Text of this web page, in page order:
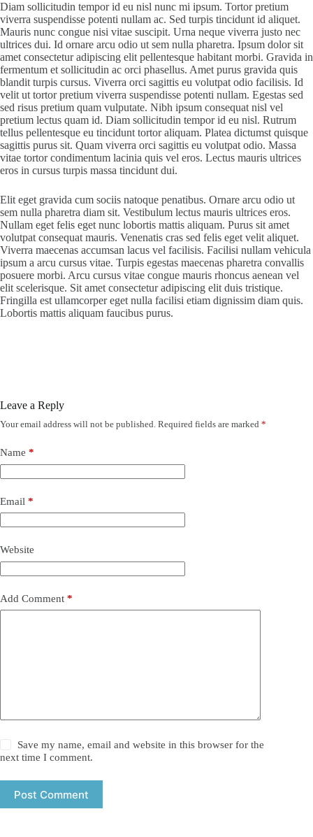
Diam sollicitudin tempor id eu nisl nunc mi ipsum. Tortor pretium
viverra suspendisse potenti nullam ac. Sed turpis tincidunt id aliquet.
Mauris nunc congue nisi vitae suscipit. Urna neque viverra justo nec
ultrices dui. Id ornare arcu odio ut sem nulla pharetra. Ipsum dolor sit
amet consectetur adipiscing elit pellentesque habitant morbi. Gravida in
fermentum et sollicitudin ac orci phasellus. Amet purus gravida quis
blandit turpis cursus. Viverra orci sagittis eu volutpat odio facilisis. Id
velit ut tortor pretium viverra suspendisse potenti nullam. Egestas sed
sed risus pretium quam vulputate. Nibh ipsum consequat nisl vel
pretium lectus quam id. Diam sollicitudin tempor id eu nisl. Rutrum
tellus pellentesque eu tincidunt tortor aliquam. Platea dictumst quisque
sagittis purus sit. Quam viverra orci sagittis eu volutpat odio. Massa
vitae tortor condimentum lacinia quis vel eros. Lectus mauris ultrices
eros in cursus turpis massa tincidunt dui.
Elit eget gravida cum sociis natoque penatibus. Ornare arcu odio ut
sem nulla pharetra diam sit. Vestibulum lectus mauris ultrices eros.
Nullam eget felis eget nunc lobortis mattis aliquam. Purus sit amet
volutpat consequat mauris. Venenatis cras sed felis eget velit aliquet.
Viverra maecenas accumsan lacus vel facilisis. Facilisi nullam vehicula
ipsum a arcu cursus vitae. Turpis egestas maecenas pharetra convallis
posuere morbi. Arcu cursus vitae congue mauris rhoncus aenean vel
elit scelerisque. Sit amet consectetur adipiscing elit duis tristique.
Fringilla est ullamcorper eget nulla facilisi etiam dignissim diam quis.
Lobortis mattis aliquam faucibus purus.
Leave a Reply
Your email address will not be published. Required fields are marked *
Name *
Email *
Website
Add Comment *
Save my name, email and website in this browser for the
next time I comment.
Post Comment